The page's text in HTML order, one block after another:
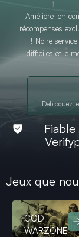
Améliore ton
récompenses
! Notre
difficiles et le
Débloquez
Jeux que
COD -
WARZONE